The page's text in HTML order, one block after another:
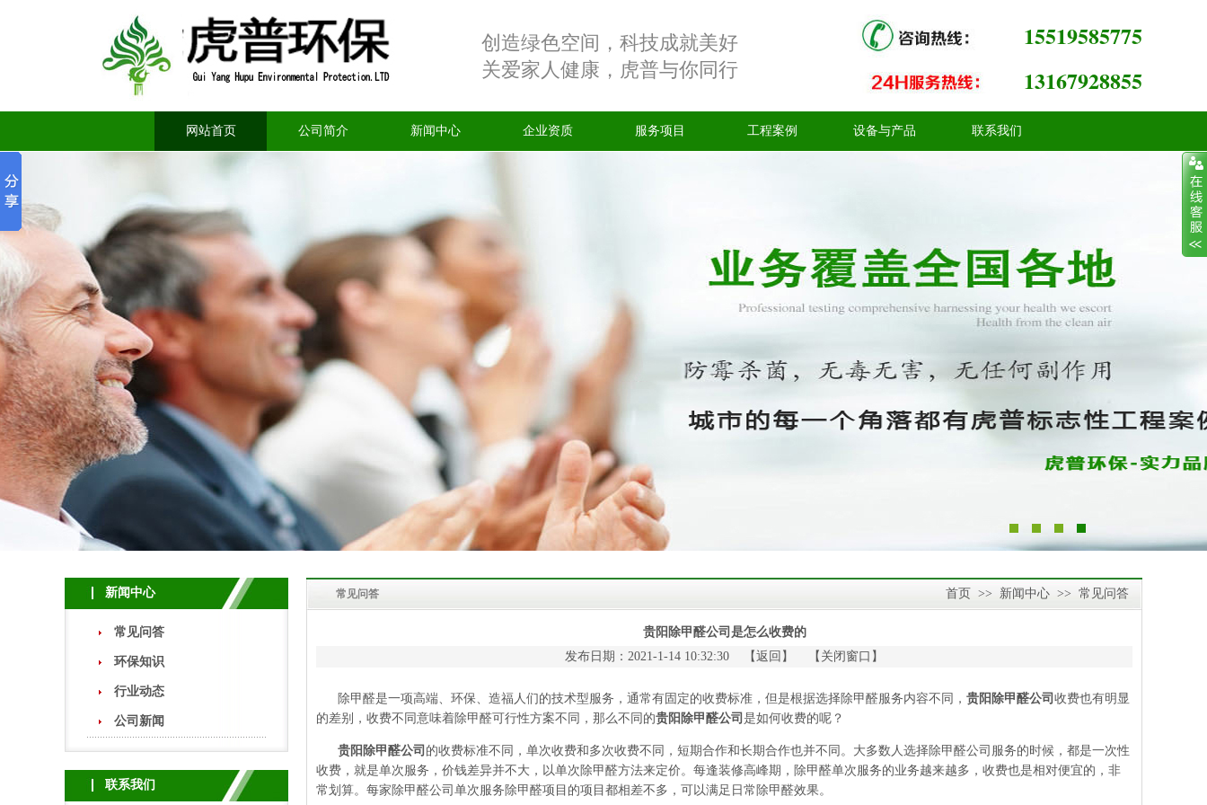
创造绿色空间，科技成就美好
关爱家人健康，虎普与你同行
15519585775
13167928855
网站首页 公司简介 新闻中心 企业资质 服务项目 工程案例 设备与产品 联系我们
新闻中心
常见问答
环保知识
行业动态
公司新闻
联系我们
常见问答 首页 >> 新闻中心 >> 常见问答
贵阳除甲醛公司是怎么收费的
发布日期：2021-1-14 10:32:30 【返回 】 【 关闭窗口 】
除甲醛是一项高端、环保、造福人们的技术型服务，通常有固定的收费标准，但是根据选择除甲醛服务内容不同， 贵阳除甲醛公司 收费也有明显
的差别，收费不同意味着除甲醛可行性方案不同，那么不同的贵阳除甲醛公司 是如何收费的呢？
贵阳除甲醛公司 的收费标准不同，单次收费和多次收费不同，短期合作和长期合作也并不同。大多数人选择除甲醛公司服务的时候，都是一次性
收费，就是单次服务，价钱差异并不大，以单次除甲醛方法来定价。每逢装修高峰期，除甲醛单次服务的业务越来越多，收费也是相对便宜的，非
常划算。每家除甲醛公司单次服务除甲醛项目的项目都相差不多，可以满足日常除甲醛效果。